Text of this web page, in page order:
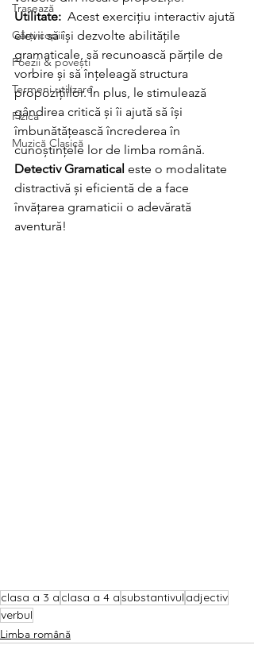
Trasează
Cărți copii
Poezii & povești
Termeni utilizare
Fizica
Muzică Clasică
Utilitate: Acest exercițiu interactiv ajută
elevii să își dezvolte abilitățile
gramaticale, să recunoască părțile de
vorbire și să înțeleagă structura
propozițiilor. În plus, le stimulează
gândirea critică și îi ajută să își
îmbunătățească încrederea în
cunoștințele lor de limba română.
Detectiv Gramatical este o modalitate
distractivă și eficientă de a face
învățarea gramaticii o adevărată
aventură!
clasa a 3 a clasa a 4 asubstantivul adjectiv
verbul
Limba română